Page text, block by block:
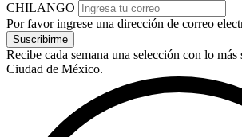
CHILANGO
Por favor ingrese una dirección de correo
Suscribirme
Recibe cada semana una selección con lo más
Ciudad de México.